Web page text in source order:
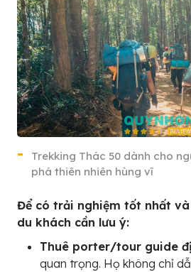
Trekking Thác 50 dành cho
phá thiên nhiên hùng vĩ
Để có trải nghiệm tốt nhất
du khách cần lưu ý:
Thuê porter/tour guide
quan trọng. Họ không chỉ